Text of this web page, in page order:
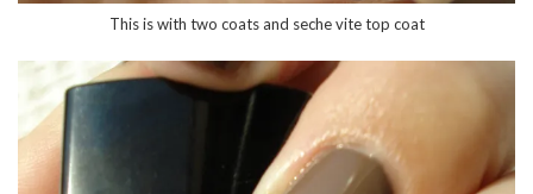
This is with two coats and seche vite top coat